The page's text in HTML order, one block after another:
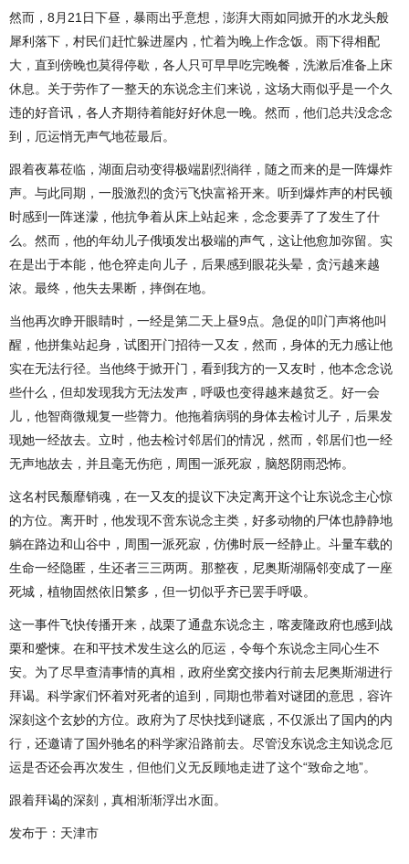
然而，8月21日下昼，暴雨出乎意想，澎湃大雨如同掀开的水龙头般
犀利落下，村民们赶忙躲进屋内，忙着为晚上作念饭。雨下得相配
大，直到傍晚也莫得停歇，各人只可早早吃完晚餐，洗漱后准备上床
休息。关于劳作了一整天的东说念主们来说，这场大雨似乎是一个久
违的好音讯，各人齐期待着能好好休息一晚。然而，他们总共没念念
到，厄运悄无声气地莅最后。
跟着夜幕莅临，湖面启动变得极端剧烈徜徉，随之而来的是一阵爆炸
声。与此同期，一股激烈的贪污飞快富裕开来。听到爆炸声的村民顿
时感到一阵迷濛，他抗争着从床上站起来，念念要弄了了发生了什
么。然而，他的年幼儿子俄顷发出极端的声气，这让他愈加弥留。实
在是出于本能，他仓猝走向儿子，后果感到眼花头晕，贪污越来越
浓。最终，他失去果断，摔倒在地。
当他再次睁开眼睛时，一经是第二天上昼9点。急促的叩门声将他叫
醒，他拼集站起身，试图开门招待一又友，然而，身体的无力感让他
实在无法行径。当他终于掀开门，看到我方的一又友时，他本念念说
些什么，但却发现我方无法发声，呼吸也变得越来越贫乏。好一会
儿，他智商微规复一些膂力。他拖着病弱的身体去检讨儿子，后果发
现她一经故去。立时，他去检讨邻居们的情况，然而，邻居们也一经
无声地故去，并且毫无伤疤，周围一派死寂，脑怒阴雨恐怖。
这名村民颓靡销魂，在一又友的提议下决定离开这个让东说念主心惊
的方位。离开时，他发现不啻东说念主类，好多动物的尸体也静静地
躺在路边和山谷中，周围一派死寂，仿佛时辰一经静止。斗量车载的
生命一经隐匿，生还者三三两两。那整夜，尼奥斯湖隔邻变成了一座
死城，植物固然依旧繁多，但一切似乎齐已罢手呼吸。
这一事件飞快传播开来，战栗了通盘东说念主，喀麦隆政府也感到战
栗和蹙悚。在和平技术发生这么的厄运，令每个东说念主同心生不
安。为了尽早查清事情的真相，政府坐窝交接内行前去尼奥斯湖进行
拜谒。科学家们怀着对死者的追到，同期也带着对谜团的意思，容许
深刻这个玄妙的方位。政府为了尽快找到谜底，不仅派出了国内的内
行，还邀请了国外驰名的科学家沿路前去。尽管没东说念主知说念厄
运是否还会再次发生，但他们义无反顾地走进了这个“致命之地”。
跟着拜谒的深刻，真相渐渐浮出水面。
发布于：天津市